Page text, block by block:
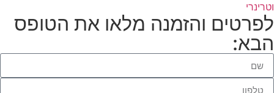
וטרינרי
לפרטים והזמנה מלאו את הטופס
הבא: